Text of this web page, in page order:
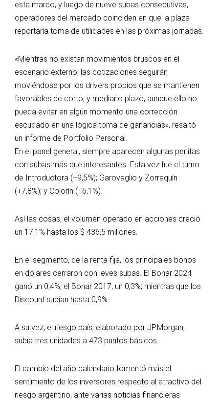
este marco, y luego de nueve subas consecutivas,
operadores del mercado coinciden en que la plaza
reportaría toma de utilidades en las próximas jornadas.
«Mientras no existan movimientos bruscos en el
escenario externo, las cotizaciones seguirán
moviéndose por los drivers propios que se mantienen
favorables de corto, y mediano plazo, aunque ello no
pueda evitar en algún momento una corrección
escudado en una lógica toma de ganancias», resaltó
un informe de Portfolio Personal.
En el panel general, siempre aparecen algunas perlitas
con subas más que interesantes. Esta vez fue el turno
de Introductora (+9,5%); Garovaglio y Zorraquín
(+7,8%); y Colorín (+6,1%).
Así las cosas, el volumen operado en acciones creció
un 17,1% hasta los $ 436,5 millones.
En el segmento, de la renta fija, los principales bonos
en dólares cerraron con leves subas. El Bonar 2024
ganó un 0,4%; el Bonar 2017, un 0,3%; mientras que los
Discount subían hasta 0,9%.
A su vez, el riesgo país, elaborado por JP.Morgan,
subía tres unidades a 473 puntos básicos.
El cambio del año calendario fomentó más el
sentimiento de los inversores respecto al atractivo del
riesgo argentino, ante varias noticias financieras